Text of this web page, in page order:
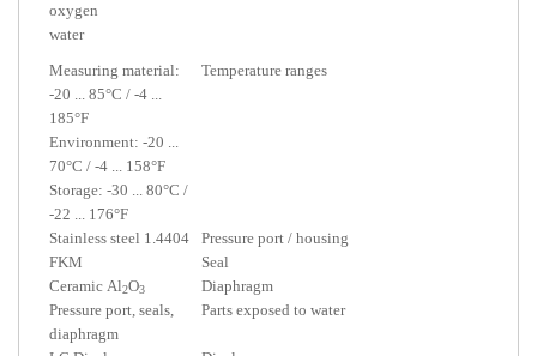
oxygen
water
Temperature ranges
Measuring material:
-20 ... 85°C / -4 ...
185°F
Environment: -20 ...
70°C / -4 ... 158°F
Storage: -30 ... 80°C /
-22 ... 176°F
Pressure port / housing
Stainless steel 1.4404
Seal
FKM
Diaphragm
Ceramic Al2O3
Parts exposed to water
Pressure port, seals,
diaphragm